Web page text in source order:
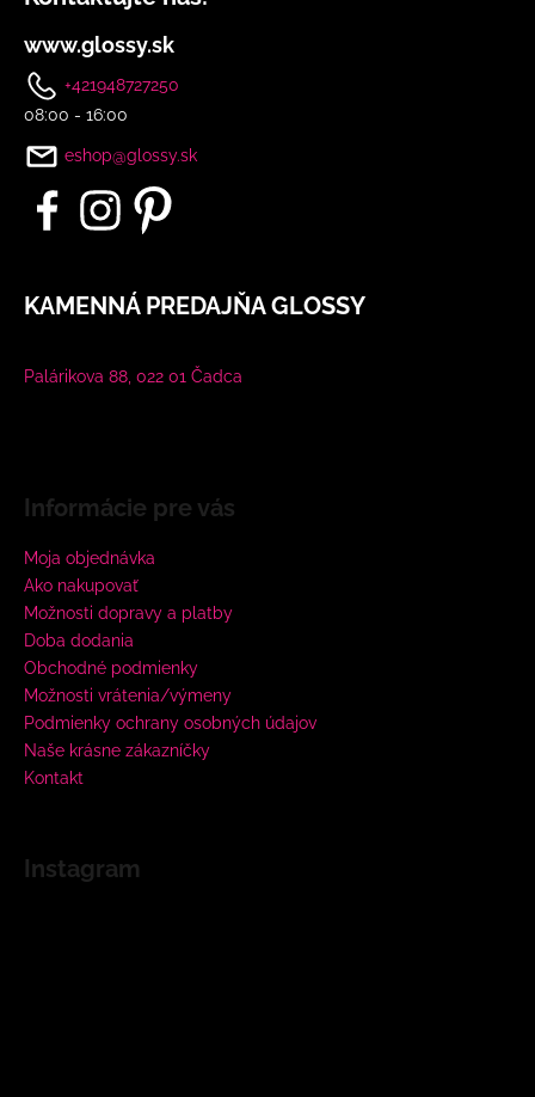
www.glossy.sk
+421948727250
08:00 - 16:00
eshop@glossy.sk
KAMENNÁ PREDAJŇA GLOSSY
Palárikova 88, 022 01 Čadca
Informácie pre vás
Moja objednávka
Ako nakupovať
Možnosti dopravy a platby
Doba dodania
Obchodné podmienky
Možnosti vrátenia/výmeny
Podmienky ochrany osobných údajov
Naše krásne zákazníčky
Kontakt
Instagram